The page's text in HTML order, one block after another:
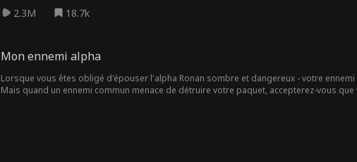
2.3M 18.7k
Mon ennemi alpha
Lorsque vous êtes obligé d'épouser l'alpha Ronan sombre et dangereux - votre
Mais quand un ennemi commun menace de détruire votre paquet, accepterez-vous